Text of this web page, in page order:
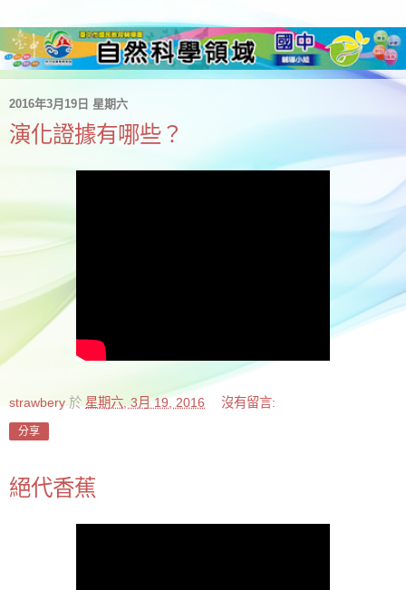
2016年3月19日 星期六
演化證據有哪些？
strawbery 於 星期六, 3月 19, 2016 沒有留言:
分享
絕代香蕉